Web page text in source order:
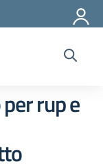
rup e